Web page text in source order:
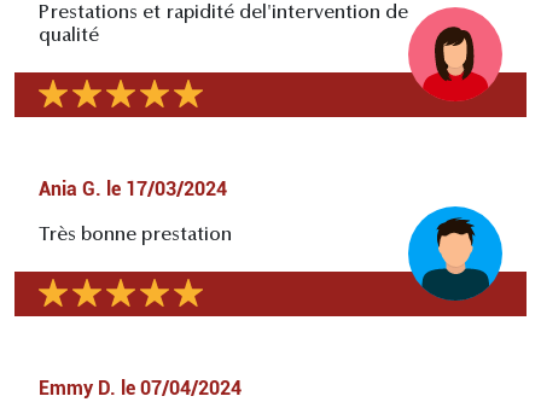
Prestations et rapidité del'intervention de
qualité
Ania G. le 17/03/2024
Très bonne prestation
Emmy D. le 07/04/2024